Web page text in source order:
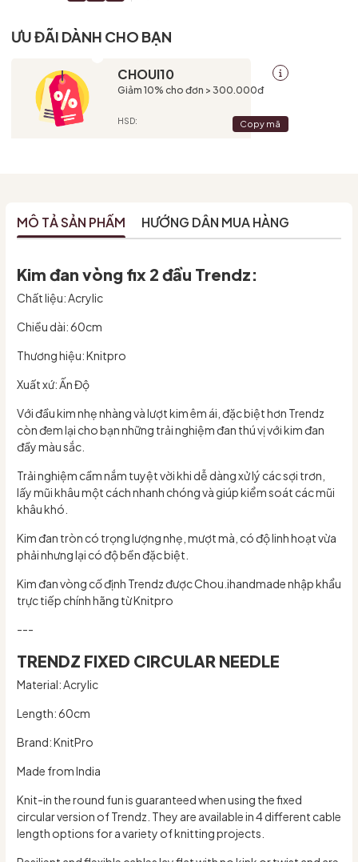
ƯU ĐÃI DÀNH CHO BẠN
CHOUI10
Giảm 10% cho đơn > 300.000đ
HSD: Copy mã
MÔ TẢ SẢN PHẨM HƯỚNG DẪN MUA HÀNG
Kim đan vòng fix 2 đầu Trendz:
Chất liệu: Acrylic
Chiều dài: 60cm
Thương hiệu: Knitpro
Xuất xứ: Ấn Độ
Với đầu kim nhẹ nhàng và lượt kim êm ái, đặc biệt hơn Trendz
còn đem lại cho bạn những trải nghiệm đan thú vị với kim đan
đầy màu sắc.
Trải nghiệm cầm nắm tuyệt vời khi dễ dàng xử lý các sợi trơn,
lấy mũi khâu một cách nhanh chóng và giúp kiểm soát các mũi
khâu khó.
Kim đan tròn có trọng lượng nhẹ, mượt mà, có độ linh hoạt vừa
phải nhưng lại có độ bền đặc biệt.
Kim đan vòng cố định Trendz được Chou.ihandmade nhập khẩu
trực tiếp chính hãng từ Knitpro
---
TRENDZ FIXED CIRCULAR NEEDLE
Material: Acrylic
Length: 60cm
Brand: KnitPro
Made from India
Knit-in the round fun is guaranteed when using the fixed
circular version of Trendz. They are available in 4 different cable
length options for a variety of knitting projects.